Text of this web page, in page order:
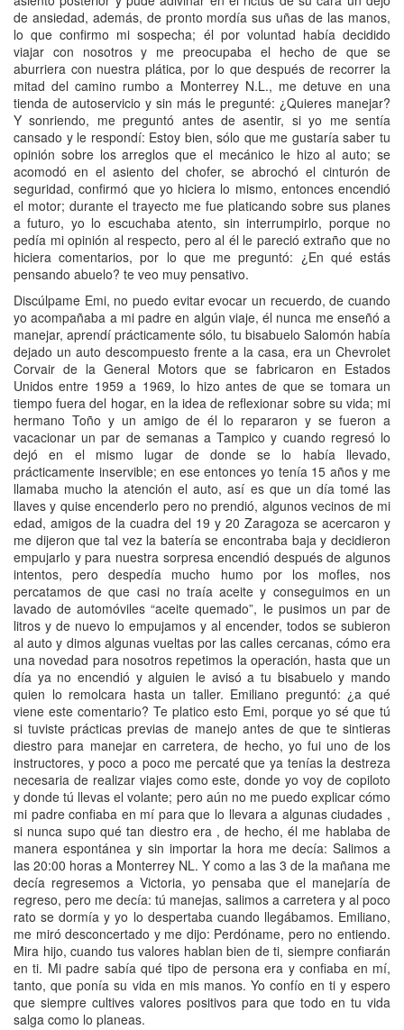
de ansiedad, además, de pronto mordía sus uñas de las manos,
lo que confirmo mi sospecha; él por voluntad había decidido
viajar con nosotros y me preocupaba el hecho de que se
aburriera con nuestra plática, por lo que después de recorrer la
mitad del camino rumbo a Monterrey N.L., me detuve en una
tienda de autoservicio y sin más le pregunté: ¿Quieres manejar?
Y sonriendo, me preguntó antes de asentir, si yo me sentía
cansado y le respondí: Estoy bien, sólo que me gustaría saber tu
opinión sobre los arreglos que el mecánico le hizo al auto; se
acomodó en el asiento del chofer, se abrochó el cinturón de
seguridad, confirmó que yo hiciera lo mismo, entonces encendió
el motor; durante el trayecto me fue platicando sobre sus planes
a futuro, yo lo escuchaba atento, sin interrumpirlo, porque no
pedía mi opinión al respecto, pero al él le pareció extraño que no
hiciera comentarios, por lo que me preguntó: ¿En qué estás
pensando abuelo? te veo muy pensativo.
Discúlpame Emi, no puedo evitar evocar un recuerdo, de cuando
yo acompañaba a mi padre en algún viaje, él nunca me enseñó a
manejar, aprendí prácticamente sólo, tu bisabuelo Salomón había
dejado un auto descompuesto frente a la casa, era un Chevrolet
Corvair de la General Motors que se fabricaron en Estados
Unidos entre 1959 a 1969, lo hizo antes de que se tomara un
tiempo fuera del hogar, en la idea de reflexionar sobre su vida; mi
hermano Toño y un amigo de él lo repararon y se fueron a
vacacionar un par de semanas a Tampico y cuando regresó lo
dejó en el mismo lugar de donde se lo había llevado,
prácticamente inservible; en ese entonces yo tenía 15 años y me
llamaba mucho la atención el auto, así es que un día tomé las
llaves y quise encenderlo pero no prendió, algunos vecinos de mi
edad, amigos de la cuadra del 19 y 20 Zaragoza se acercaron y
me dijeron que tal vez la batería se encontraba baja y decidieron
empujarlo y para nuestra sorpresa encendió después de algunos
intentos, pero despedía mucho humo por los mofles, nos
percatamos de que casi no traía aceite y conseguimos en un
lavado de automóviles “aceite quemado”, le pusimos un par de
litros y de nuevo lo empujamos y al encender, todos se subieron
al auto y dimos algunas vueltas por las calles cercanas, cómo era
una novedad para nosotros repetimos la operación, hasta que un
día ya no encendió y alguien le avisó a tu bisabuelo y mando
quien lo remolcara hasta un taller. Emiliano preguntó: ¿a qué
viene este comentario? Te platico esto Emi, porque yo sé que tú
si tuviste prácticas previas de manejo antes de que te sintieras
diestro para manejar en carretera, de hecho, yo fui uno de los
instructores, y poco a poco me percaté que ya tenías la destreza
necesaria de realizar viajes como este, donde yo voy de copiloto
y donde tú llevas el volante; pero aún no me puedo explicar cómo
mi padre confiaba en mí para que lo llevara a algunas ciudades ,
si nunca supo qué tan diestro era , de hecho, él me hablaba de
manera espontánea y sin importar la hora me decía: Salimos a
las 20:00 horas a Monterrey NL. Y como a las 3 de la mañana me
decía regresemos a Victoria, yo pensaba que el manejaría de
regreso, pero me decía: tú manejas, salimos a carretera y al poco
rato se dormía y yo lo despertaba cuando llegábamos. Emiliano,
me miró desconcertado y me dijo: Perdóname, pero no entiendo.
Mira hijo, cuando tus valores hablan bien de ti, siempre confiarán
en ti. Mi padre sabía qué tipo de persona era y confiaba en mí,
tanto, que ponía su vida en mis manos. Yo confío en ti y espero
que siempre cultives valores positivos para que todo en tu vida
salga como lo planeas.